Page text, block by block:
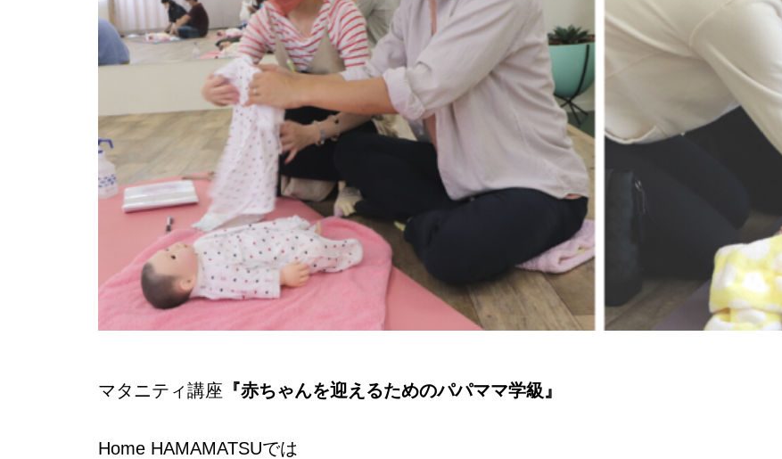
マタニティ講座 『赤ちゃんを迎えるためのパパママ学級』
Home HAMAMATSUでは